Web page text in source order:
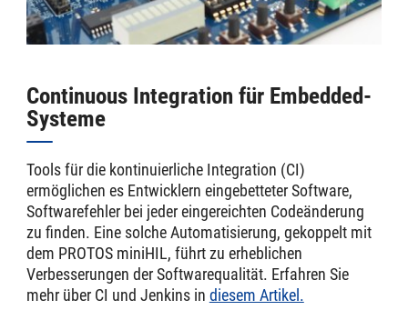
Continuous Integration für Embedded-
Systeme
Tools für die kontinuierliche Integration (CI)
ermöglichen es Entwicklern eingebetteter Software,
Softwarefehler bei jeder eingereichten Codeänderung
zu finden. Eine solche Automatisierung, gekoppelt mit
dem PROTOS miniHIL, führt zu erheblichen
Verbesserungen der Softwarequalität. Erfahren Sie
mehr über CI und Jenkins in diesem Artikel.